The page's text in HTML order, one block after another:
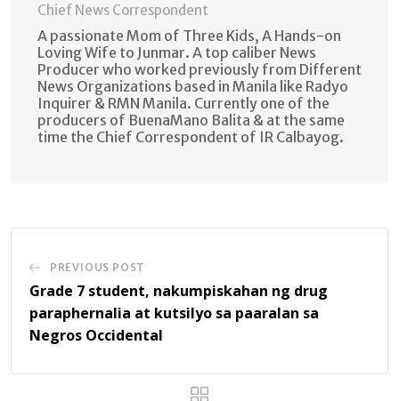
Chief News Correspondent
A passionate Mom of Three Kids, A Hands-on
Loving Wife to Junmar. A top caliber News
Producer who worked previously from Different
News Organizations based in Manila like Radyo
Inquirer & RMN Manila. Currently one of the
producers of BuenaMano Balita & at the same
time the Chief Correspondent of IR Calbayog.
PREVIOUS POST
Grade 7 student, nakumpiskahan ng drug
paraphernalia at kutsilyo sa paaralan sa
Negros Occidental